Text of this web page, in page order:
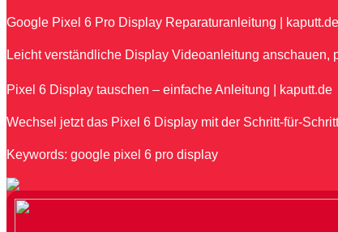
Google Pixel 6 Pro Display Reparaturanleitung | kaputt.de
Leicht verständliche Display Videoanleitung
Pixel 6 Display tauschen – einfache Anleitung | kaputt.de
Wechsel jetzt das Pixel 6 Display mit der Schritt-für-
Keywords: google pixel 6 pro display